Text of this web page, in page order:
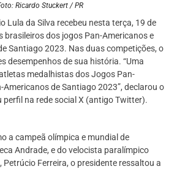
Ricardo Stuckert / PR
Lula da Silva recebeu nesta terça, 19 de
brasileiros dos jogos Pan-Americanos e
Santiago 2023. Nas duas competições, o
desempenhos de sua história. “Uma
medalhistas dos Jogos Pan-
de Santiago 2023”, declarou o
perfil na rede social X (antigo Twitter).
a campeã olímpica e mundial de
Andrade, e do velocista paralímpico
Ferreira, o presidente ressaltou a